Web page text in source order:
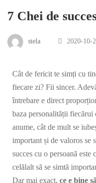
7 Chei de
stela 2020-10-
Cât de fericit te simți cu
fiecare zi? Fii sincer.
întrebare e direct
baza personalității fiecărui
anume, cât de mult se
important și de valoros se
succes cu o persoană este
celălalt să se simtă
Dar mai exact, ce e bine